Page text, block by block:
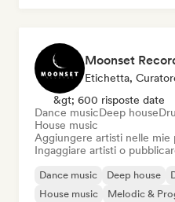
Moonset
Etichetta,
&gt; 600 risposte date
Dance musicDeep house
House music
Aggiungere artisti nelle mie
Ingaggiare artisti o
Dance music Deep house
House music
Melodic &